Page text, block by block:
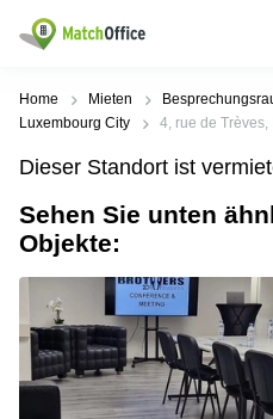
Mieten / Vermieten
Pages
de
Bureau
d’affaires
Coworking
Salles
Villes
Populaires
Luxembourg
Alzette
Senningerberg
Bertrange
Recherches
populaires
Сoworking
Luxembourg
réunion
Luxembourg
Coworking
Bertrange
Hilfe
Über uns
Büro vermieten
Preis
Log-in
Home Mieten
Luxembourg City
4, rue de
Dieser Standort ist
Sehen Sie unten
Objekte: